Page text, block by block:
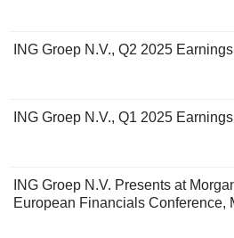
ING Groep N.V., Q2 2025
ING Groep N.V., Q1 2025
ING Groep N.V. Presents at
European Financials Conference,